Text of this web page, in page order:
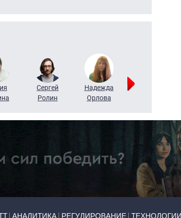
Сергей
Ролин
Надежда
Орлова
АНАЛИТИКА РЕГУЛИРОВАНИЕ ТЕХНОЛОГИИ